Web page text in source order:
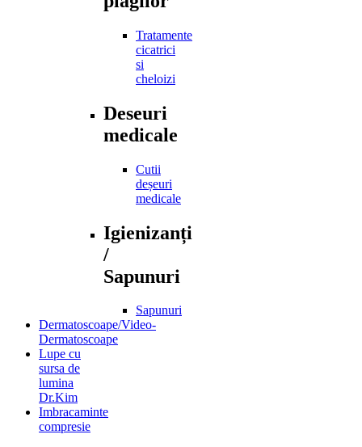
Tratamente
cicatrici
si
cheloizi
Deseuri
medicale
Cutii
deșeuri
medicale
Igienizanți
/
Sapunuri
Sapunuri
Dermatoscoape/Video-
Dermatoscoape
Lupe cu
sursa de
lumina
Dr.Kim
Imbracaminte
compresie